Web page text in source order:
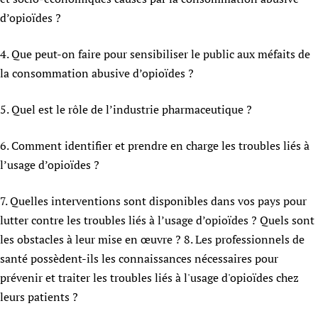
Newborn Care
d’opioïdes ?
4. Que peut-on faire pour sensibiliser le public aux méfaits de
la consommation abusive d’opioïdes ?
5. Quel est le rôle de l’industrie pharmaceutique ?
6. Comment identifier et prendre en charge les troubles liés à
l’usage d’opioïdes ?
7. Quelles interventions sont disponibles dans vos pays pour
lutter contre les troubles liés à l’usage d’opioïdes ? Quels sont
les obstacles à leur mise en œuvre ? 8. Les professionnels de
santé possèdent-ils les connaissances nécessaires pour
prévenir et traiter les troubles liés à l'usage d'opioïdes chez
leurs patients ?